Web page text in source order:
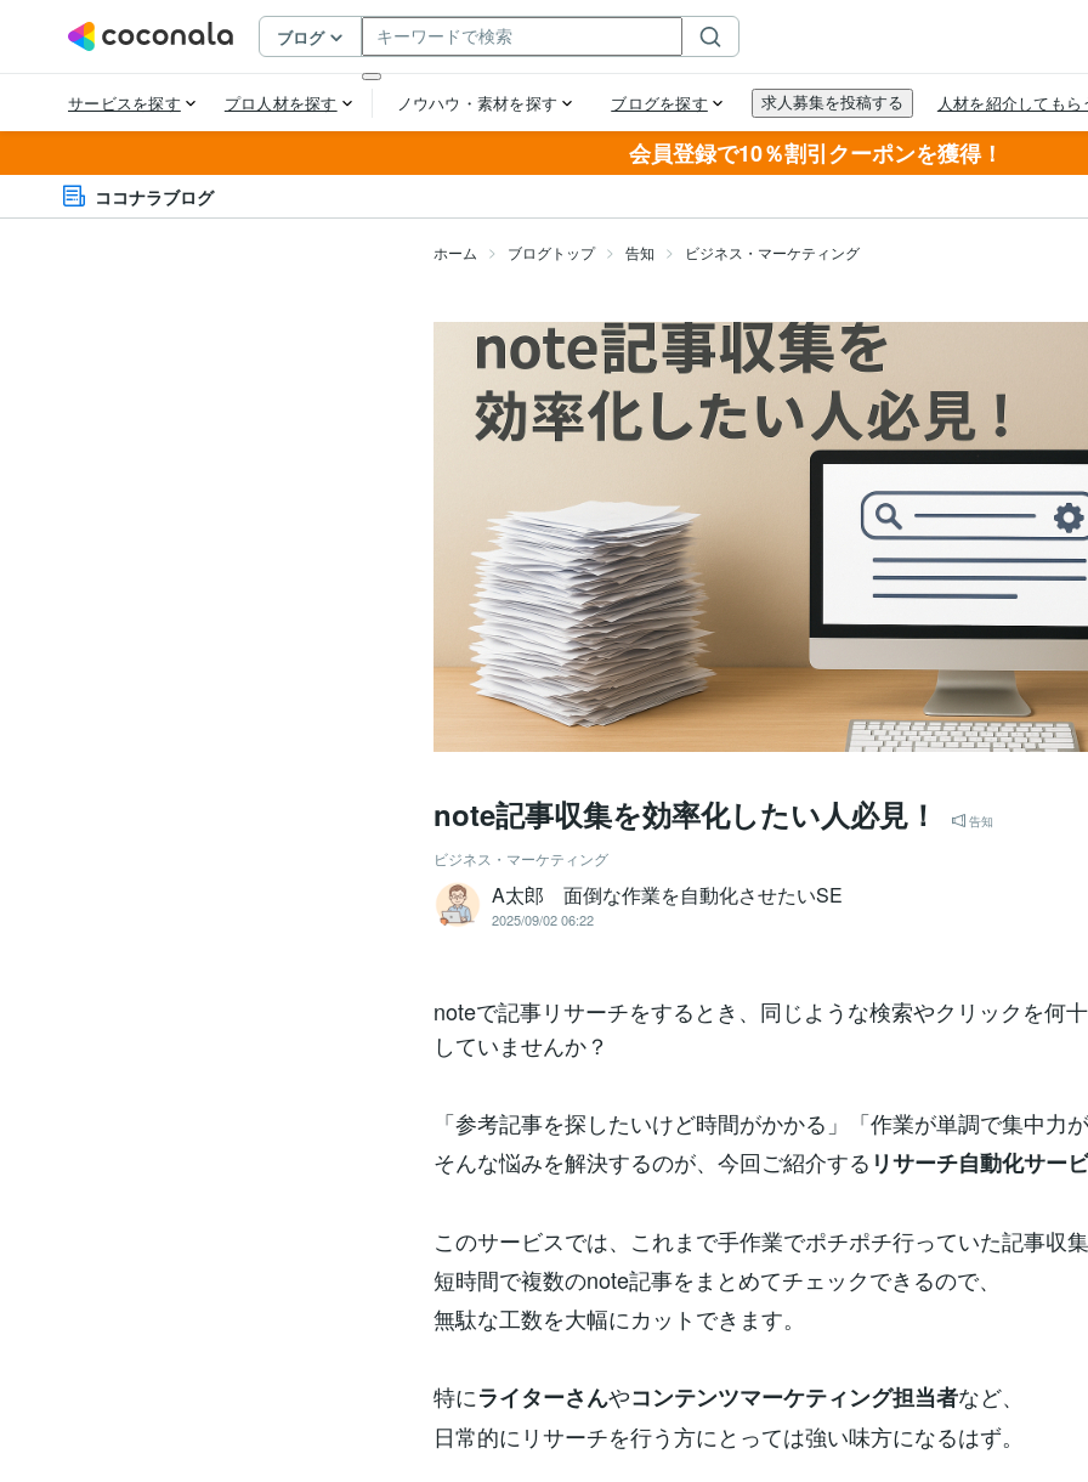
会員登録で10％割引クーポンを獲得！
ココナラブログ
ホーム ブログトップ 告知 ビジネス・マーケティング
note記事収集を効率化したい人必見！ 告知
ビジネス・マーケティング
A太郎 面倒な作業を自動化させたいSE
2025/09/02 06:22
noteで記事リサーチをするとき、同じような検索やクリックを何
していませんか？
「参考記事を探したいけど時間がかかる」「作業が単調で集中力
そんな悩みを解決するのが、今回ご紹介する リサーチ自動化サー
このサービスでは、これまで手作業でポチポチ行っていた記事収
短時間で複数のnote記事をまとめてチェックできるので、
無駄な工数を大幅にカットできます。
特にライターさんやコンテンツマーケティング担当者など、
日常的にリサーチを行う方にとっては強い味方になるはず。